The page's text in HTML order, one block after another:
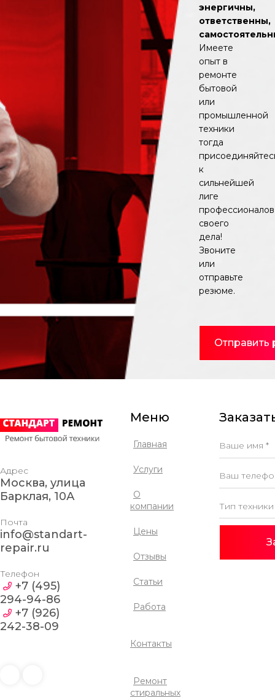
энергичны,
ответственны,
Имеете
опыт в
ремонте
бытовой
или
промышленной
техники
тогда
к
сильнейшей
лиге
профессионалов
своего
дела!
Звоните
или
отправьте
резюме.
Отправить
Адрес
Москва, улица
Барклая, 10А
Почта
info@standart-
repair.ru
Телефон
+7 (495)
294-94-86
+7 (926)
242-38-09
Меню
Главная
Услуги
О
компании
Цены
Отзывы
Статьи
Работа
Контакты
Ремонт
стиральных